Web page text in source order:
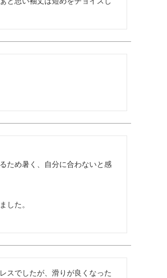
ため暑く、自分に合わないと感
した。
スでしたが、滑りが良くなった